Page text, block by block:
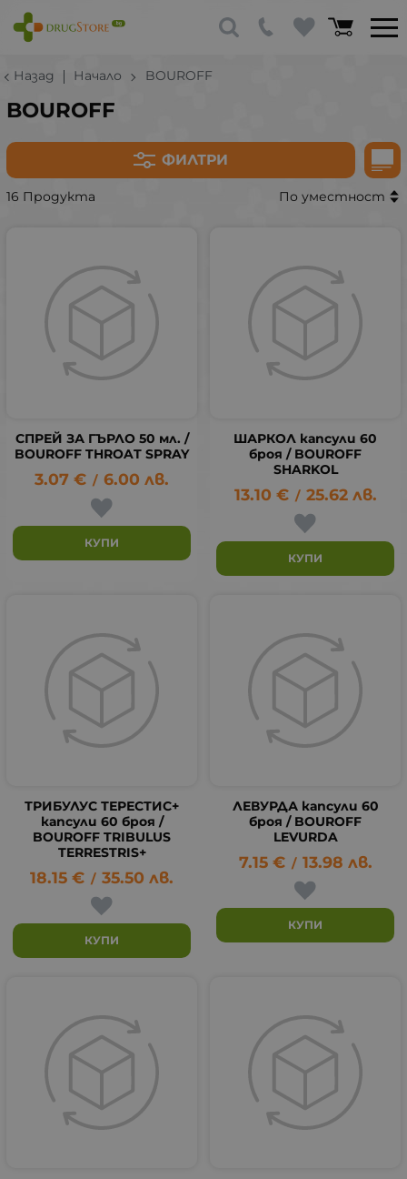
Назад Начало BOUROFF
BOUROFF
ФИЛТРИ
16 Продукта По уместност
СПРЕЙ ЗА ГЪРЛО 50 мл. /
BOUROFF THROAT SPRAY
3.07 € / 6.00 лв.
КУПИ
ШАРКОЛ капсули 60
броя / BOUROFF
SHARKOL
13.10 € / 25.62 лв.
КУПИ
ТРИБУЛУС ТЕРЕСТИС+
капсули 60 броя /
BOUROFF TRIBULUS
TERRESTRIS+
18.15 € / 35.50 лв.
КУПИ
ЛЕВУРДА капсули 60
броя / BOUROFF
LEVURDA
7.15 € / 13.98 лв.
КУПИ